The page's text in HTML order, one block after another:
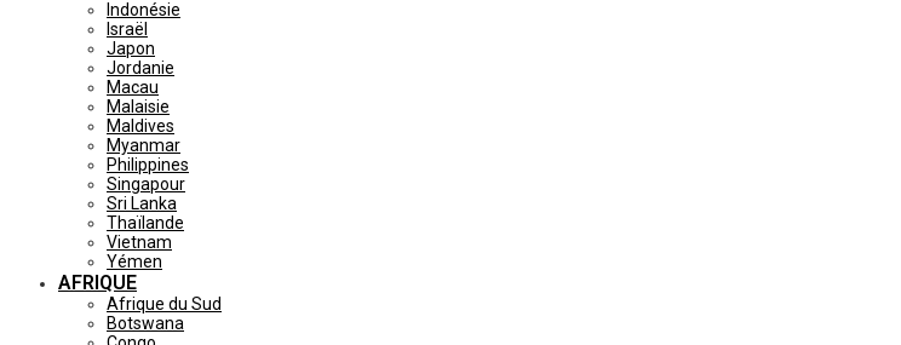
Indonésie
Israël
Japon
Jordanie
Macau
Malaisie
Maldives
Myanmar
Philippines
Singapour
Sri Lanka
Thaïlande
Vietnam
Yémen
AFRIQUE
Afrique du Sud
Botswana